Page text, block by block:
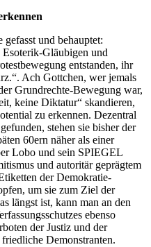
und behauptet:
Esoterik-Gläubigen und
entstanden, ihr
Ach Gottchen, wer jemals
Grundrechte-Bewegung war,
keine Diktatur“ skandieren,
zu erkennen. Dezentral
stehen sie bisher der
60ern näher als einer
Lobo und sein SPIEGEL
und autoritär geprägtem
der Demokratie-
um sie zum Ziel der
längst ist, kann man an den
ebenso
der Justiz und der
Demonstranten.